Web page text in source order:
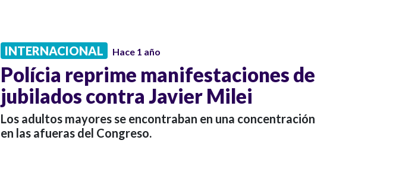
INTERNACIONAL Hace 1 año
Polícia reprime manifestaciones de
jubilados contra Javier Milei
Los adultos mayores se encontraban en una concentración
en las afueras del Congreso.